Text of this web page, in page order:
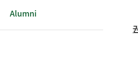
Alumni